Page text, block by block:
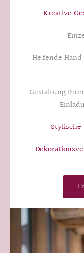
Kreative
Helfende
Gestaltung
Stylische